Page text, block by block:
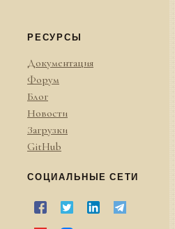
РЕСУРСЫ
Документация
Форум
Блог
Новости
Загрузки
GitHub
СОЦИАЛЬНЫЕ СЕТИ